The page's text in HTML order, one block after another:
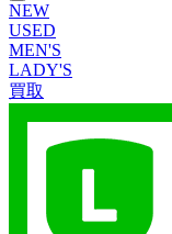
NEW
USED
MEN'S
LADY'S
買取